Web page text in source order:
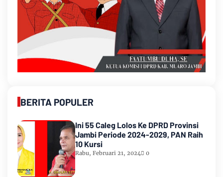
BERITA POPULER
Ini 55 Caleg Lolos Ke DPRD Provinsi
Jambi Periode 2024-2029, PAN Raih
10 Kursi
Rabu, Februari 21, 2024 0